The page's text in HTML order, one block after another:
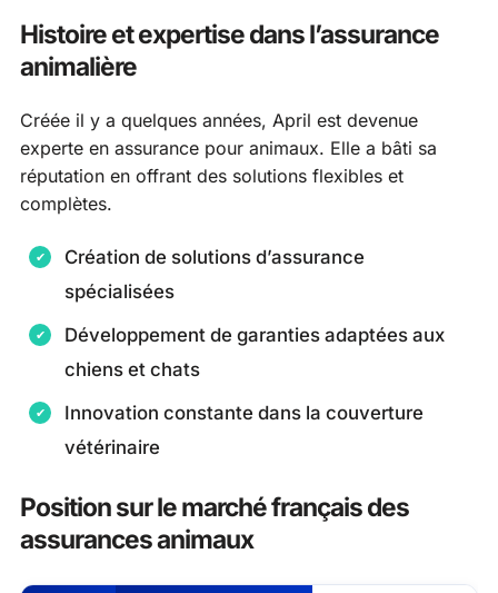
Histoire et expertise dans l’assurance
animalière
Créée il y a quelques années, April est devenue
experte en assurance pour animaux. Elle a bâti sa
réputation en offrant des solutions flexibles et
complètes.
Création de solutions d’assurance
spécialisées
Développement de garanties adaptées aux
chiens et chats
Innovation constante dans la couverture
vétérinaire
Position sur le marché français des
assurances animaux